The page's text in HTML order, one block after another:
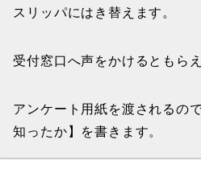
スリッパにはき替えます。
受付窓口へ声をかけるともらえ
アンケート用紙を渡されるの
知ったか】を書きます。